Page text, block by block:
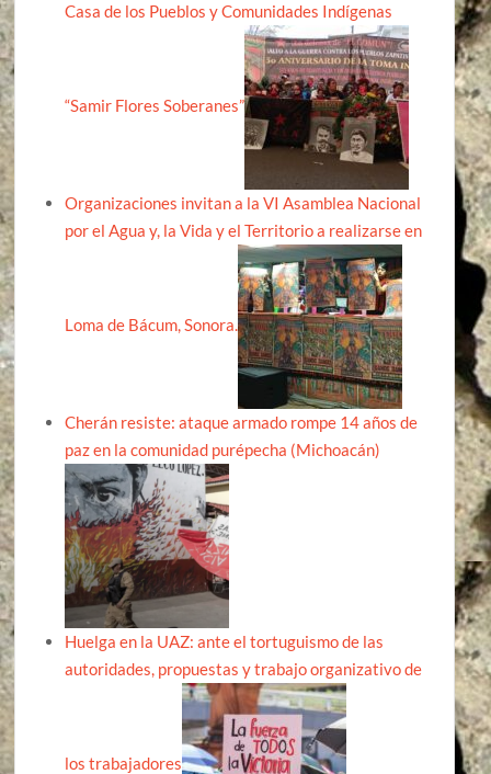
Casa de los Pueblos y Comunidades Indígenas
“Samir Flores Soberanes”
Organizaciones invitan a la VI Asamblea Nacional
por el Agua y, la Vida y el Territorio a realizarse en
Loma de Bácum, Sonora.
Cherán resiste: ataque armado rompe 14 años de
paz en la comunidad purépecha (Michoacán)
Huelga en la UAZ: ante el tortuguismo de las
autoridades, propuestas y trabajo organizativo de
los trabajadores